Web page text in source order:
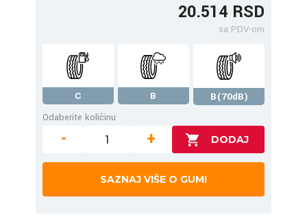
20.514 RSD
sa PDV-om
C B
B(70dB)
Odaberite količinu
- +
SAZNAJ VIŠE O GUMI